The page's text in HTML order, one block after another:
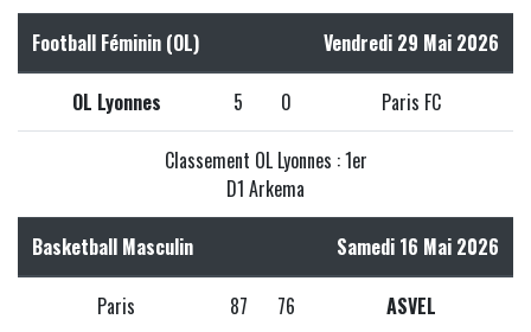
Football Féminin (OL) Vendredi 29 Mai 2026
OL Lyonnes 5 0 Paris FC
Classement OL Lyonnes : 1er
D1 Arkema
Basketball Masculin Samedi 16 Mai 2026
Paris 87 76 ASVEL